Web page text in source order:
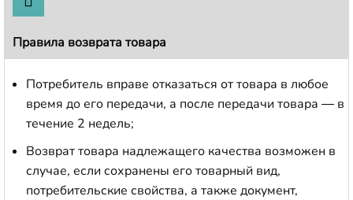
Правила возврата товара
Потребитель вправе отказаться от товара в любое
время до его передачи, а после передачи товара — в
течение 2 недель;
Возврат товара надлежащего качества возможен в
случае, если сохранены его товарный вид,
потребительские свойства, а также документ,